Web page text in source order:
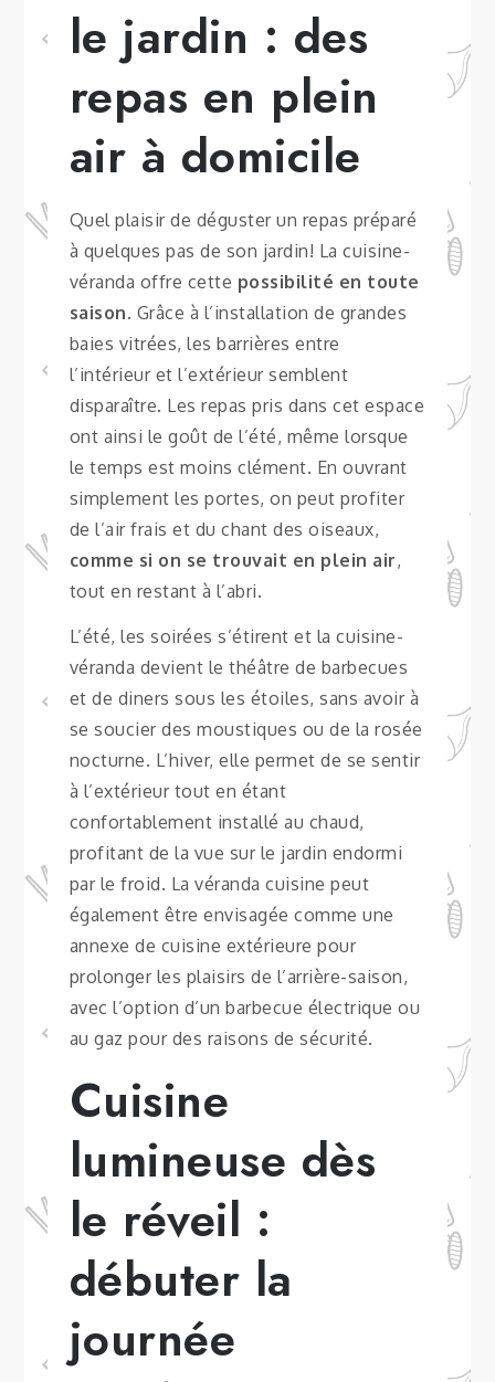
le jardin : des
repas en plein
air à domicile
Quel plaisir de déguster un repas préparé
à quelques pas de son jardin! La cuisine-
véranda offre cette possibilité en toute
saison. Grâce à l’installation de grandes
baies vitrées, les barrières entre
l’intérieur et l’extérieur semblent
disparaître. Les repas pris dans cet espace
ont ainsi le goût de l’été, même lorsque
le temps est moins clément. En ouvrant
simplement les portes, on peut profiter
de l’air frais et du chant des oiseaux,
comme si on se trouvait en plein air,
tout en restant à l’abri.
L’été, les soirées s’étirent et la cuisine-
véranda devient le théâtre de barbecues
et de diners sous les étoiles, sans avoir à
se soucier des moustiques ou de la rosée
nocturne. L’hiver, elle permet de se sentir
à l’extérieur tout en étant
confortablement installé au chaud,
profitant de la vue sur le jardin endormi
par le froid. La véranda cuisine peut
également être envisagée comme une
annexe de cuisine extérieure pour
prolonger les plaisirs de l’arrière-saison,
avec l’option d’un barbecue électrique ou
au gaz pour des raisons de sécurité.
Cuisine
lumineuse dès
le réveil :
débuter la
journée